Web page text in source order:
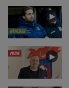
NYHEDER
►
MEDIE ►